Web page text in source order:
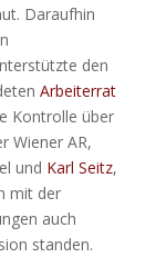
Daraufhin
den
Arbeiterrat
Kontrolle über
Wiener AR,
und Karl Seitz,
mit der
auch
standen.